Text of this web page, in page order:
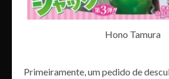
Hono Tamura
Primeiramente, um pedido de